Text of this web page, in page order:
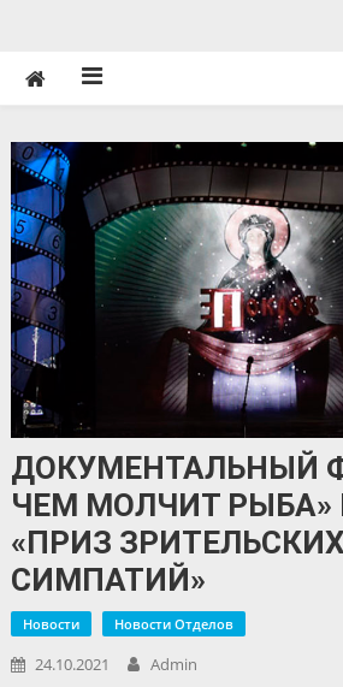
ДОКУМЕНТАЛЬНЫЙ
ЧЕМ МОЛЧИТ РЫБА»
«ПРИЗ ЗРИТЕЛЬСКИХ
СИМПАТИЙ»
Новости Новости Отделов
24.10.2021 Admin